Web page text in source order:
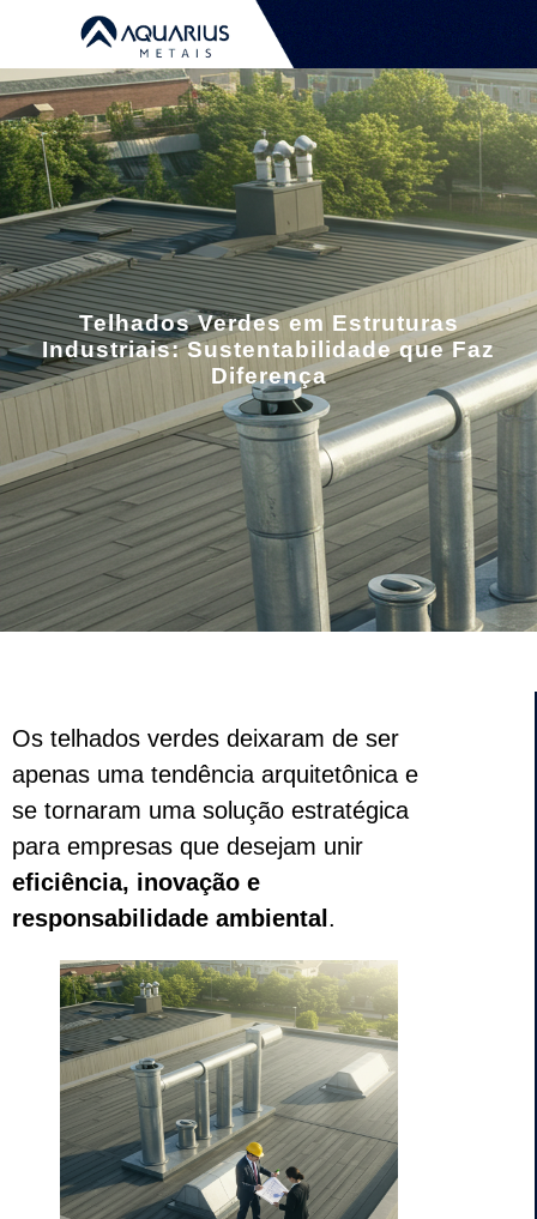
Telhados Verdes em Estruturas
Industriais: Sustentabilidade que Faz
Diferença
Os telhados verdes deixaram de ser
apenas uma tendência arquitetônica e
se tornaram uma solução estratégica
para empresas que desejam unir
eficiência, inovação e
responsabilidade ambiental .